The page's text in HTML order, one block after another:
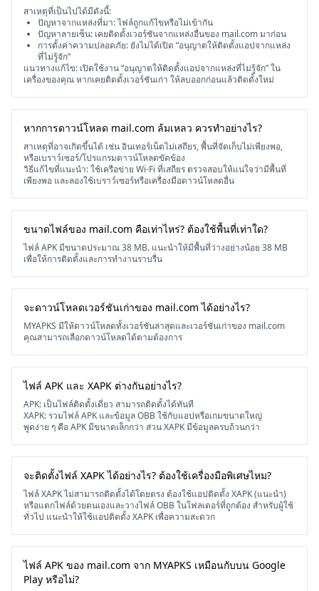
สาเหตุที่เป็นไปได้มีดังนี้:
ปัญหาจากแหล่งที่มา: ไฟล์ถูกแก้ไขหรือไม่เข้ากัน
ปัญหาลายเซ็น: เคยติดตั้งเวอร์ชันจากแหล่งอื่นของ mail.com มาก่อน
การตั้งค่าความปลอดภัย: ยังไม่ได้เปิด “อนุญาตให้ติดตั้งแอปจากแหล่ง
ที่ไม่รู้จัก”
แนวทางแก้ไข: เปิดใช้งาน “อนุญาตให้ติดตั้งแอปจากแหล่งที่ไม่รู้จัก” ใน
เครื่องของคุณ หากเคยติดตั้งเวอร์ชันเก่า ให้ลบออกก่อนแล้วติดตั้งใหม่
หากการดาวน์โหลด mail.com ล้มเหลว ควรทำอย่างไร?
สาเหตุที่อาจเกิดขึ้นได้ เช่น อินเทอร์เน็ตไม่เสถียร, พื้นที่จัดเก็บไม่เพียงพอ,
หรือเบราว์เซอร์/โปรแกรมดาวน์โหลดขัดข้อง
วิธีแก้ไขที่แนะนำ: ใช้เครือข่าย Wi-Fi ที่เสถียร ตรวจสอบให้แน่ใจว่ามีพื้นที่
เพียงพอ และลองใช้เบราว์เซอร์หรือเครื่องมือดาวน์โหลดอื่น
ขนาดไฟล์ของ mail.com คือเท่าไหร่? ต้องใช้พื้นที่เท่าใด?
ไฟล์ APK มีขนาดประมาณ 38 MB. แนะนำให้มีพื้นที่ว่างอย่างน้อย 38 MB
เพื่อให้การติดตั้งและการทำงานราบรื่น
จะดาวน์โหลดเวอร์ชันเก่าของ mail.com ได้อย่างไร?
MYAPKS มีให้ดาวน์โหลดทั้งเวอร์ชันล่าสุดและเวอร์ชันเก่าของ mail.com
คุณสามารถเลือกดาวน์โหลดได้ตามต้องการ
ไฟล์ APK และ XAPK ต่างกันอย่างไร?
APK: เป็นไฟล์ติดตั้งเดี่ยว สามารถติดตั้งได้ทันที
XAPK: รวมไฟล์ APK และข้อมูล OBB ใช้กับแอปหรือเกมขนาดใหญ่
พูดง่าย ๆ คือ APK มีขนาดเล็กกว่า ส่วน XAPK มีข้อมูลครบถ้วนกว่า
จะติดตั้งไฟล์ XAPK ได้อย่างไร? ต้องใช้เครื่องมือพิเศษไหม?
ไฟล์ XAPK ไม่สามารถติดตั้งได้โดยตรง ต้องใช้แอปติดตั้ง XAPK (แนะนำ)
หรือแตกไฟล์ด้วยตนเองและวางไฟล์ OBB ในโฟลเดอร์ที่ถูกต้อง สำหรับผู้ใช้
ทั่วไป แนะนำให้ใช้แอปติดตั้ง XAPK เพื่อความสะดวก
ไฟล์ APK ของ mail.com จาก MYAPKS เหมือนกับบน Google
Play หรือไม่?